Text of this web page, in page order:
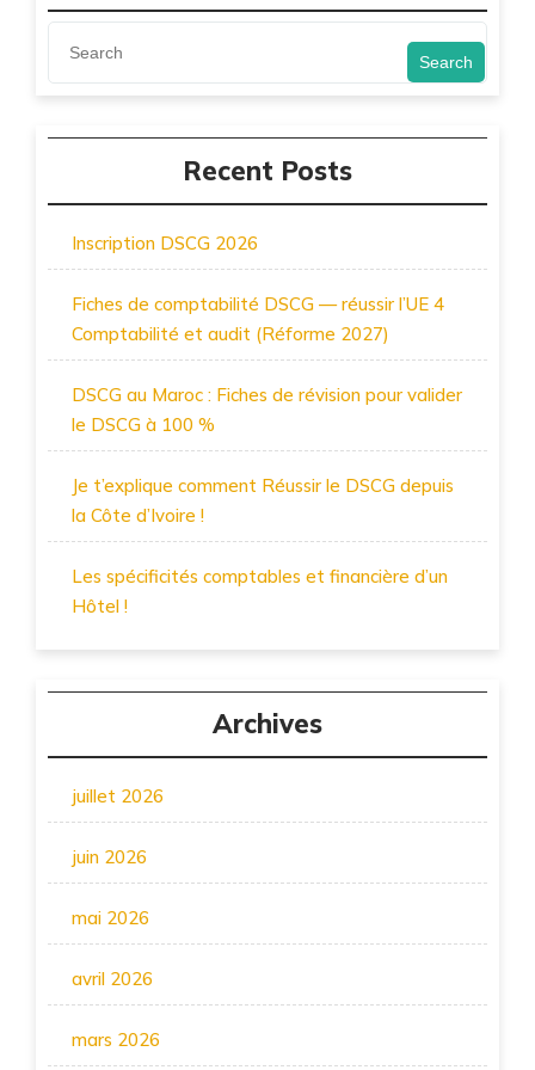
Search
Recent Posts
Inscription DSCG 2026
Fiches de comptabilité DSCG — réussir l’UE 4
Comptabilité et audit (Réforme 2027)
DSCG au Maroc : Fiches de révision pour valider
le DSCG à 100 %
Je t’explique comment Réussir le DSCG depuis
la Côte d’Ivoire !
Les spécificités comptables et financière d’un
Hôtel !
Archives
juillet 2026
juin 2026
mai 2026
avril 2026
mars 2026